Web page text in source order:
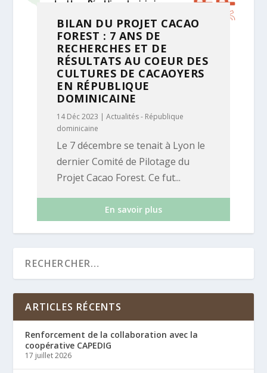
BILAN DU PROJET CACAO
FOREST : 7 ANS DE
RECHERCHES ET DE
RÉSULTATS AU COEUR DES
CULTURES DE CACAOYERS
EN RÉPUBLIQUE
DOMINICAINE
14 Déc 2023 |Actualités - République
dominicaine
Le 7 décembre se tenait à Lyon le
dernier Comité de Pilotage du
Projet Cacao Forest. Ce fut...
En savoir plus
ARTICLES RÉCENTS
Renforcement de la collaboration avec la
coopérative CAPEDIG
17 juillet 2026